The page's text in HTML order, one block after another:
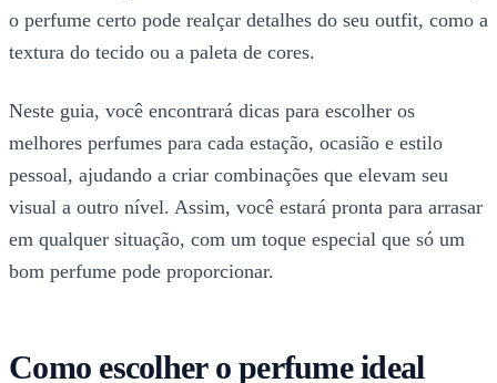
o perfume certo pode realçar detalhes do seu outfit, como a
textura do tecido ou a paleta de cores.
Neste guia, você encontrará dicas para escolher os
melhores perfumes para cada estação, ocasião e estilo
pessoal, ajudando a criar combinações que elevam seu
visual a outro nível. Assim, você estará pronta para arrasar
em qualquer situação, com um toque especial que só um
bom perfume pode proporcionar.
Como escolher o perfume ideal